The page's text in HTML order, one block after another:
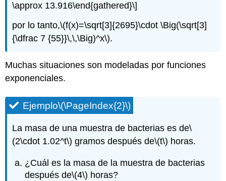
\approx 13.916\end{gathered}\]
por lo tanto,\(f(x)=\sqrt[3]{2695}\cdot \Big(\sqrt[3]
{\dfrac 7 {55}}\,\,\Big)^x\).
Muchas situaciones son modeladas por funciones
exponenciales.
Ejemplo\(\PageIndex{2}\)
La masa de una muestra de bacterias es de\
(2\cdot 1.02^t\) gramos después de\(t\) horas.
¿Cuál es la masa de la muestra de bacterias
después de\(4\) horas?